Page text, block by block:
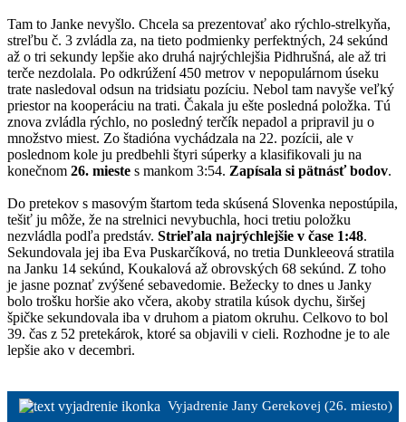
Tam to Janke nevyšlo. Chcela sa prezentovať ako rýchlo-strelkyňa,
streľbu č. 3 zvládla za, na tieto podmienky perfektných, 24 sekúnd
až o tri sekundy lepšie ako druhá najrýchlejšia Pidhrušná, ale až tri
terče nezdolala. Po odkrúžení 450 metrov v nepopulárnom úseku
trate nasledoval odsun na tridsiatu pozíciu. Nebol tam navyše veľký
priestor na kooperáciu na trati. Čakala ju ešte posledná položka. Tú
znova zvládla rýchlo, no posledný terčík nepadol a pripravil ju o
množstvo miest. Zo štadióna vychádzala na 22. pozícii, ale v
poslednom kole ju predbehli štyri súperky a klasifikovali ju na
konečnom 26. mieste s mankom 3:54. Zapísala si pätnásť bodov.
Do pretekov s masovým štartom teda skúsená Slovenka nepostúpila,
tešiť ju môže, že na strelnici nevybuchla, hoci tretiu položku
nezvládla podľa predstáv. Strieľala najrýchlejšie v čase 1:48.
Sekundovala jej iba Eva Puskarčíková, no tretia Dunkleeová stratila
na Janku 14 sekúnd, Koukalová až obrovských 68 sekúnd. Z toho
je jasne poznať zvýšené sebavedomie. Bežecky to dnes u Janky
bolo trošku horšie ako včera, akoby stratila kúsok dychu, širšej
špičke sekundovala iba v druhom a piatom okruhu. Celkovo to bol
39. čas z 52 pretekárok, ktoré sa objavili v cieli. Rozhodne je to ale
lepšie ako v decembri.
Vyjadrenie Jany Gerekovej (26. miesto)